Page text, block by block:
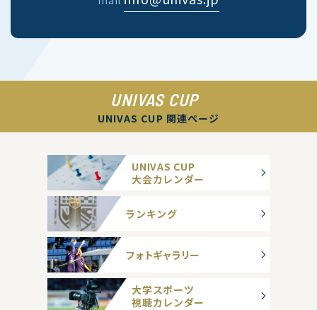
UNIVAS CUP
UNIVAS CUP 関連ページ
UNIVAS CUP
大会カレンダー
ランキング
フォトギャラリー
大学スポーツ
視聴カレンダー